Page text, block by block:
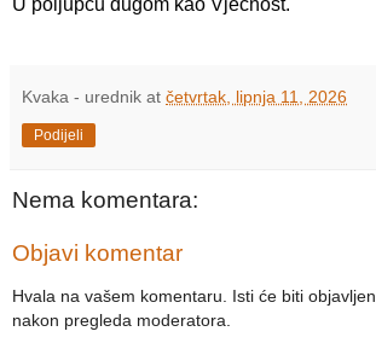
U poljupcu dugom kao Vječnost.
Kvaka - urednik at četvrtak, lipnja 11, 2026
Podijeli
Nema komentara:
Objavi komentar
Hvala na vašem komentaru. Isti će biti objavljen
nakon pregleda moderatora.